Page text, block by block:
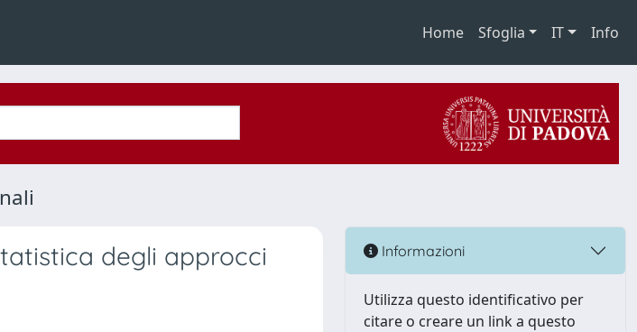
Home Sfoglia IT Info
degli approcci
Informazioni
Utilizza questo identificativo per
citare o creare un link a questo